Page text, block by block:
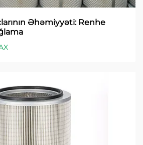
Əhəmiyyəti: Renhe